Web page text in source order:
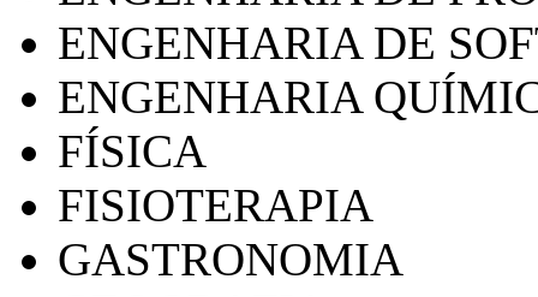
ENGENHARIA DE
ENGENHARIA
FÍSICA
FISIOTERAPIA
GASTRONOMIA